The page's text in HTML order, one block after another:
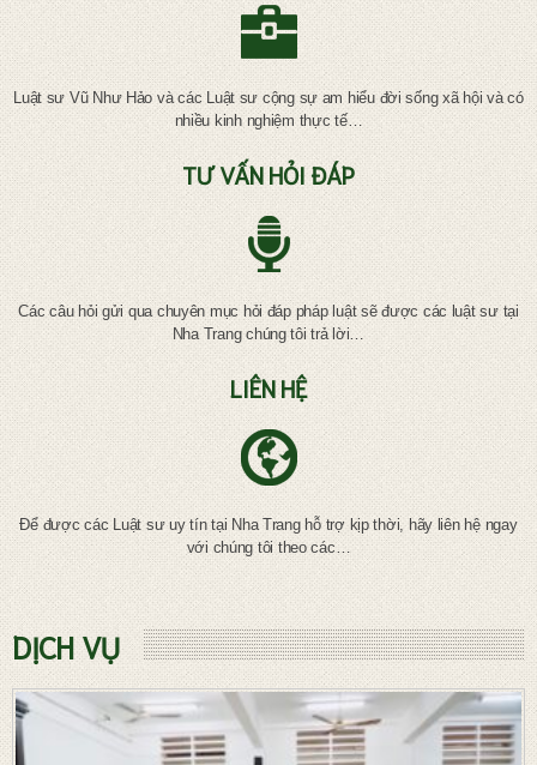
Luật sư Vũ Như Hảo và các Luật sư cộng sự am hiểu đời sống xã hội và có
nhiều kinh nghiệm thực tế…
TƯ VẤN HỎI ĐÁP
Các câu hỏi gửi qua chuyên mục hỏi đáp pháp luật sẽ được các luật sư tại
Nha Trang chúng tôi trả lời…
LIÊN HỆ
Để được các Luật sư uy tín tại Nha Trang hỗ trợ kịp thời, hãy liên hệ ngay
với chúng tôi theo các…
DỊCH VỤ